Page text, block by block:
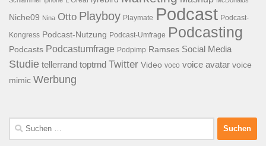
Niche09 Nina Otto Playboy Playmate Podcast Podcast-
Kongress Podcast-Nutzung Podcast-Umfrage Podcasting
Podcasts Podcastumfrage Podpimp Ramses Social Media
Studie tellerrand toptrnd Twitter Video voco voice avatar voice
mimic Werbung
Suchen
nach: